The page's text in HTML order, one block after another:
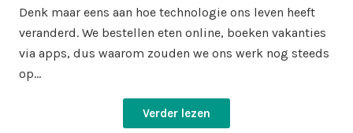
Denk maar eens aan hoe technologie ons leven heeft
veranderd. We bestellen eten online, boeken vakanties
via apps, dus waarom zouden we ons werk nog steeds
op…
Verder lezen